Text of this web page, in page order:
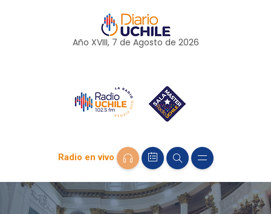
Año XVIII, 7 de Agosto de 2026
Radio en vivo